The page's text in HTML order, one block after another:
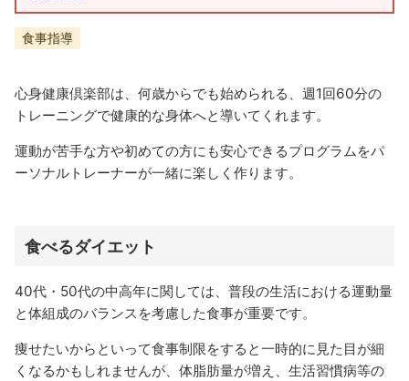
食事指導
心身健康倶楽部は、何歳からでも始められる、週1回60分の
トレーニングで健康的な身体へと導いてくれます。
運動が苦手な方や初めての方にも安心できるプログラムをパ
ーソナルトレーナーが一緒に楽しく作ります。
食べるダイエット
40代・50代の中高年に関しては、普段の生活における運動量
と体組成のバランスを考慮した食事が重要です。
痩せたいからといって食事制限をすると一時的に見た目が細
くなるかもしれませんが、体脂肪量が増え、生活習慣病等の